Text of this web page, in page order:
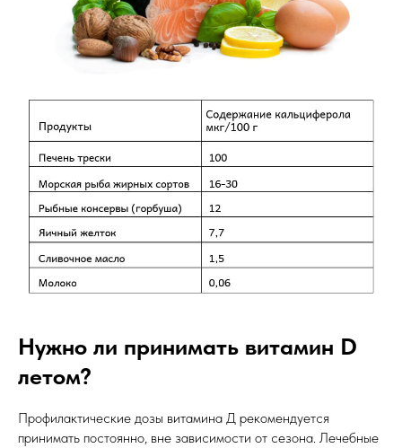
Нужно ли принимать витамин D
летом?
Профилактические дозы витамина Д рекомендуется
принимать постоянно, вне зависимости от сезона. Лечебные